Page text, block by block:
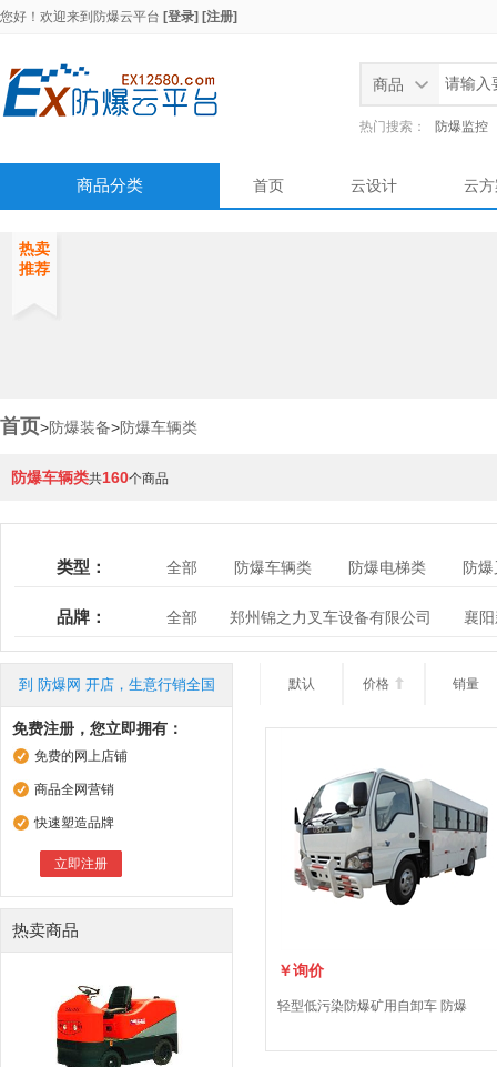
您好！欢迎来到 防爆云平台 [登录] [注册]
商品
热门搜索： 防爆监控
商品分类 首页 云设计 云
热卖
推荐
首页>防爆装备>防爆车辆类
防爆车辆类共160个商品
类型： 全部 防爆车辆类 防爆电梯类 防
品牌： 全部 郑州锦之力叉车设备有限公司
襄
湖北康晨安宝矿业设备有限责任公司
衡阳
厦工楚胜（湖北）专用汽车制造有限公司
深
到 防爆网 开店，生意行销全国
免费注册，您立即拥有：
免费的网上店铺
商品全网营销
快速塑造品牌
立即注册
热卖商品
默认 价格  销量
￥询价
轻型低污染防爆矿用自卸车 防爆